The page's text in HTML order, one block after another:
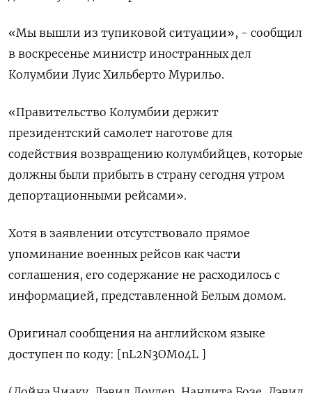
«Мы вышли из тупиковой ситуации», - сообщил
в воскресенье министр иностранных дел
Колумбии Луис Хильберто Мурильо.
«Правительство Колумбии держит
президентский самолет наготове для
содействия возвращению колумбийцев, которые
должны были прибыть в страну сегодня утром
депортационными рейсами».
Хотя в заявлении отсутствовало прямое
упоминание военных рейсов как части
соглашения, его содержание не расходилось с
информацией, представленной Белым домом.
Оригинал сообщения на английском языке
доступен по коду: [nL2N3OM04L ]